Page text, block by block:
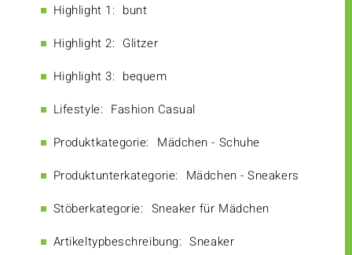
Highlight 1: bunt
Highlight 2: Glitzer
Highlight 3: bequem
Lifestyle: Fashion Casual
Produktkategorie: Mädchen - Schuhe
Produktunterkategorie: Mädchen - Sneakers
Stöberkategorie: Sneaker für Mädchen
Artikeltypbeschreibung: Sneaker